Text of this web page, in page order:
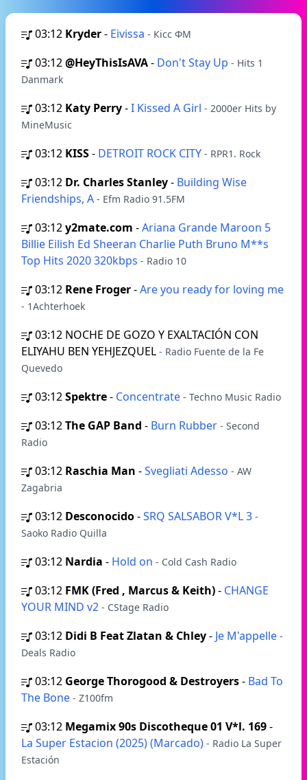
03:12 Kryder- Eivissa - Кісс ФМ
03:12@HeyThisIsAVA- Don't Stay Up - Hits 1
Danmark
03:12 Katy Perry-I Kissed A Girl - 2000er Hits by
MineMusic
03:12 KISS- DETROIT ROCK CITY - RPR1. Rock
03:12 Dr. Charles Stanley- Building Wise
Friendships, A - Efm Radio 91.5FM
03:12y2mate.com -Ariana Grande Maroon 5
Billie Eilish Ed Sheeran Charlie Puth Bruno M**s
Top Hits 2020 320kbps - Radio 10
03:12 Rene Froger-Are you ready for loving me
- 1Achterhoek
03:12 NOCHE DE GOZO Y EXALTACIÓN CON
ELIYAHU BEN YEHJEZQUEL - Radio Fuente de la Fe
Quevedo
03:12Spektre- Concentrate - Techno Music Radio
03:12The GAP Band - Burn Rubber - Second
Radio
03:12 Raschia Man -Svegliati Adesso - AW
Zagabria
03:12 Desconocido-SRQ SALSABOR V*L 3 -
Saoko Radio Quilla
03:12 Nardia - Hold on - Cold Cash Radio
03:12 FMK (Fred , Marcus & Keith)- CHANGE
YOUR MIND v2 - CStage Radio
03:12 Didi B Feat Zlatan & Chley- Je M'appelle -
Deals Radio
03:12 George Thorogood & Destroyers- Bad To
The Bone - Z100fm
03:12 Megamix 90s Discotheque 01 V*l. 169-
La Super Estacion (2025) (Marcado) - Radio La Super
Estación